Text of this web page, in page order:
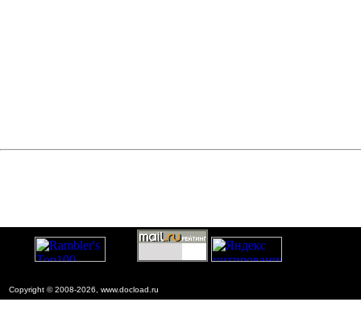
Copyright © 2008-2026, www.docload.ru